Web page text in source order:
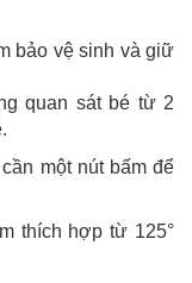
bảo vệ sinh và giữ
quan sát bé từ 2
một nút bấm để
thích hợp từ 125°